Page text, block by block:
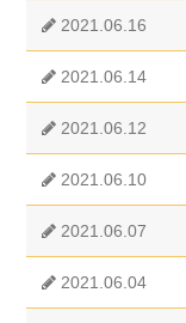
2021.06.16
2021.06.14
2021.06.12
2021.06.10
2021.06.07
2021.06.04